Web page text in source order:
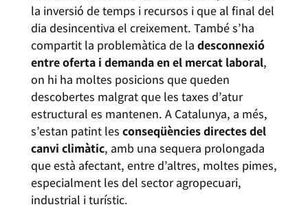
la inversió de temps i recursos i que al final del
dia desincentiva el creixement. També s’ha
compartit la problemàtica de la desconnexió
entre oferta i demanda en el mercat laboral,
on hi ha moltes posicions que queden
descobertes malgrat que les taxes d’atur
estructural es mantenen. A Catalunya, a més,
s’estan patint les conseqüències directes del
canvi climàtic, amb una sequera prolongada
que està afectant, entre d’altres, moltes pimes,
especialment les del sector agropecuari,
industrial i turístic.